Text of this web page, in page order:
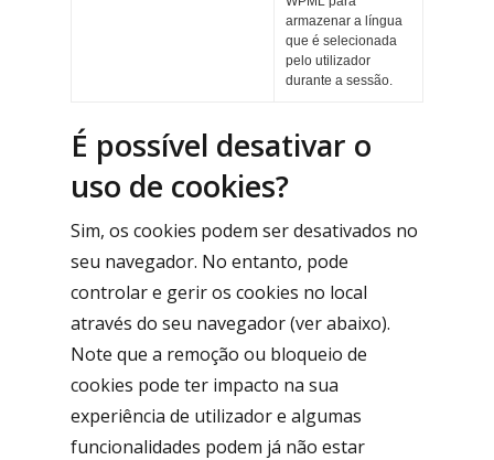
armazenar a língua
que é selecionada
pelo utilizador
durante a sessão.
É possível desativar o
uso de cookies?
Sim, os cookies podem ser desativados no
seu navegador. No entanto, pode
controlar e gerir os cookies no local
através do seu navegador (ver abaixo).
Note que a remoção ou bloqueio de
cookies pode ter impacto na sua
experiência de utilizador e algumas
funcionalidades podem já não estar